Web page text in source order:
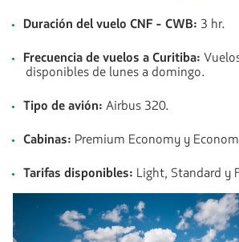
Duración del vuelo CNF - CWB: 3 hr.
Frecuencia de vuelos a Curitiba:
disponibles de lunes a domingo.
Tipo de avión: Airbus 320.
Cabinas: Premium Economy y
Tarifas disponibles: Light, Standard y